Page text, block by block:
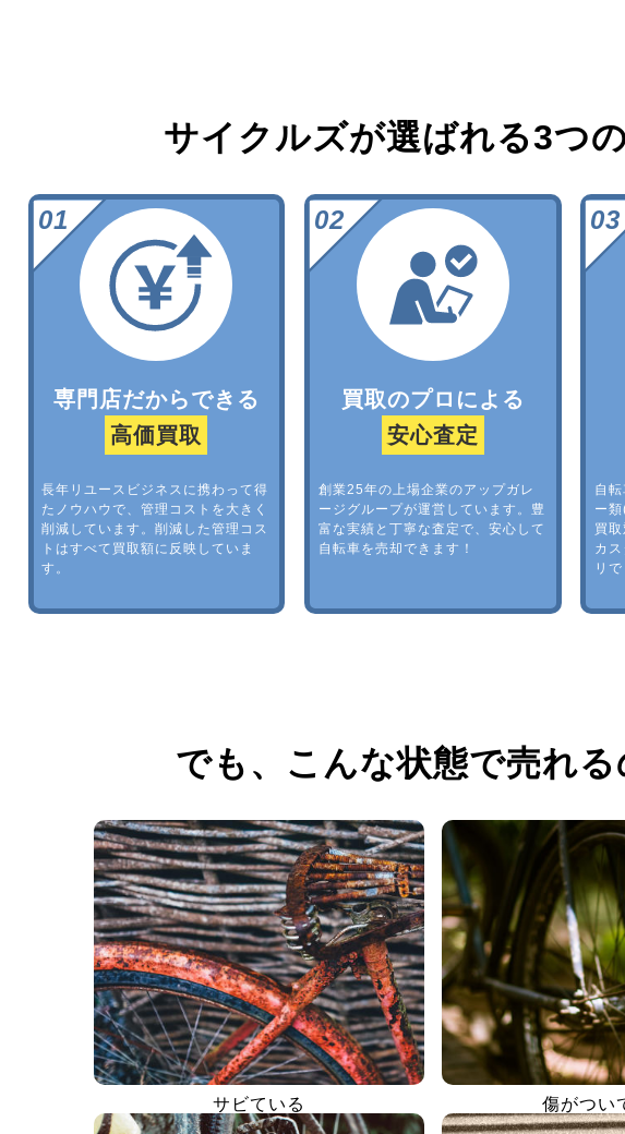
サイクルズが選ばれる3つ
専門店だからできる
高価買取
長年リユースビジネスに携わって得
たノウハウで、管理コストを大きく
削減しています。削減した管理コス
トはすべて買取額に反映していま
す。
買取のプロによる
安心査定
創業25年の上場企業のアップガレ
ージグループが運営しています。豊
富な実績と丁寧な査定で、安心して
自転車を売却できます！
自
ー
買取
カ
リ
でも、 こんな状態で売れる
サビている 傷がつい